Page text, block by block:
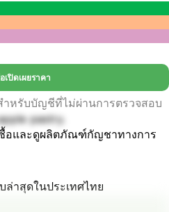
เปิดเผยราคา
ำหรับบัญชีที่ไม่ผ่านการตรวจสอบ
pastry.
ซื้อและดูผลิตภัณฑ์กัญชาทางการ
ล่าสุดในประเทศไทย